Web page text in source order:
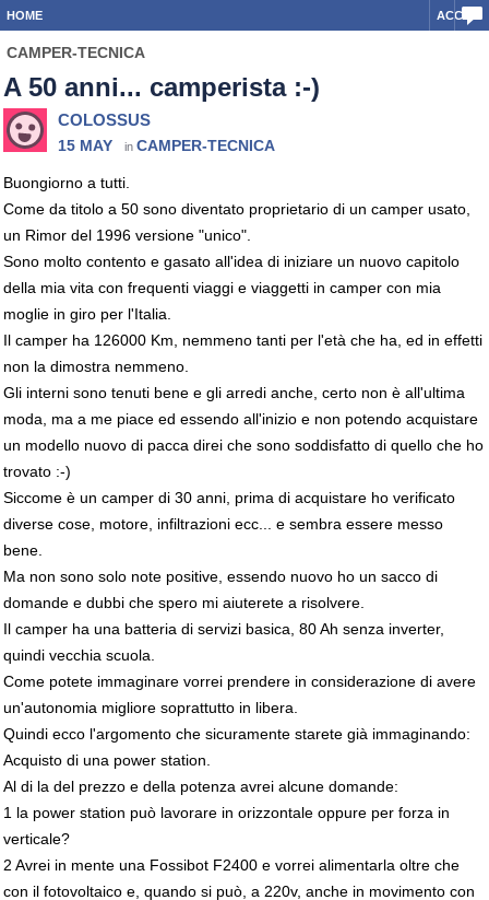
HOME ACCEDI
CAMPER-TECNICA
A 50 anni... camperista :-)
COLOSSUS
15 MAY in CAMPER-TECNICA
Buongiorno a tutti.
Come da titolo a 50 sono diventato proprietario di un camper usato,
un Rimor del 1996 versione "unico".
Sono molto contento e gasato all'idea di iniziare un nuovo capitolo
della mia vita con frequenti viaggi e viaggetti in camper con mia
moglie in giro per l'Italia.
Il camper ha 126000 Km, nemmeno tanti per l'età che ha, ed in effetti
non la dimostra nemmeno.
Gli interni sono tenuti bene e gli arredi anche, certo non è all'ultima
moda, ma a me piace ed essendo all'inizio e non potendo acquistare
un modello nuovo di pacca direi che sono soddisfatto di quello che ho
trovato :-)
Siccome è un camper di 30 anni, prima di acquistare ho verificato
diverse cose, motore, infiltrazioni ecc... e sembra essere messo
bene.
Ma non sono solo note positive, essendo nuovo ho un sacco di
domande e dubbi che spero mi aiuterete a risolvere.
Il camper ha una batteria di servizi basica, 80 Ah senza inverter,
quindi vecchia scuola.
Come potete immaginare vorrei prendere in considerazione di avere
un'autonomia migliore soprattutto in libera.
Quindi ecco l'argomento che sicuramente starete già immaginando:
Acquisto di una power station.
Al di la del prezzo e della potenza avrei alcune domande:
1 la power station può lavorare in orizzontale oppure per forza in
verticale?
2 Avrei in mente una Fossibot F2400 e vorrei alimentarla oltre che
con il fotovoltaico e, quando si può, a 220v, anche in movimento con